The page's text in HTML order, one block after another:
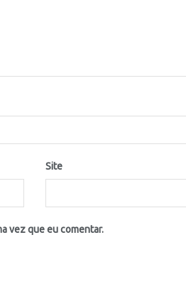
Site
vez que eu comentar.